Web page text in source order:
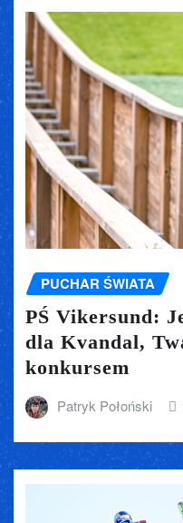
PUCHAR ŚWIATA
PŚ Vikersund:
dla Kvandal,
konkursem
Patryk Połoński